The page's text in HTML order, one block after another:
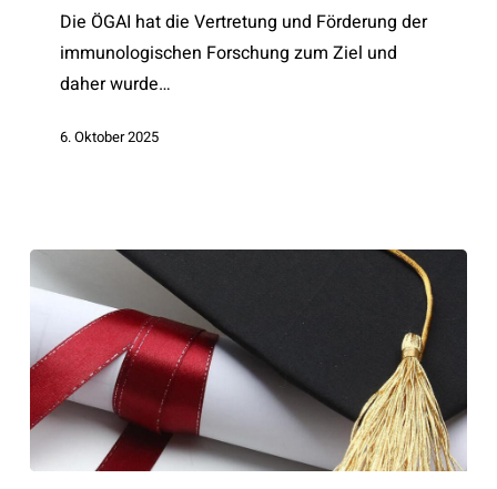
Die ÖGAI hat die Vertretung und Förderung der
immunologischen Forschung zum Ziel und
daher wurde…
6. Oktober 2025